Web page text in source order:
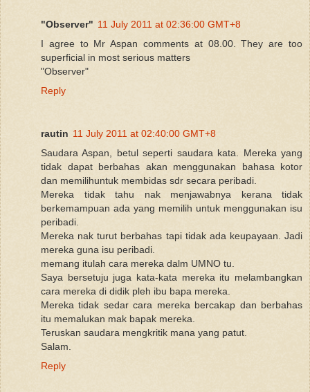
"Observer" 11 July 2011 at 02:36:00 GMT+8
I agree to Mr Aspan comments at 08.00. They are too
superficial in most serious matters
"Observer"
Reply
rautin 11 July 2011 at 02:40:00 GMT+8
Saudara Aspan, betul seperti saudara kata. Mereka yang
tidak dapat berbahas akan menggunakan bahasa kotor
dan memilihuntuk membidas sdr secara peribadi.
Mereka tidak tahu nak menjawabnya kerana tidak
berkemampuan ada yang memilih untuk menggunakan isu
peribadi.
Mereka nak turut berbahas tapi tidak ada keupayaan. Jadi
mereka guna isu peribadi.
memang itulah cara mereka dalm UMNO tu.
Saya bersetuju juga kata-kata mereka itu melambangkan
cara mereka di didik pleh ibu bapa mereka.
Mereka tidak sedar cara mereka bercakap dan berbahas
itu memalukan mak bapak mereka.
Teruskan saudara mengkritik mana yang patut.
Salam.
Reply